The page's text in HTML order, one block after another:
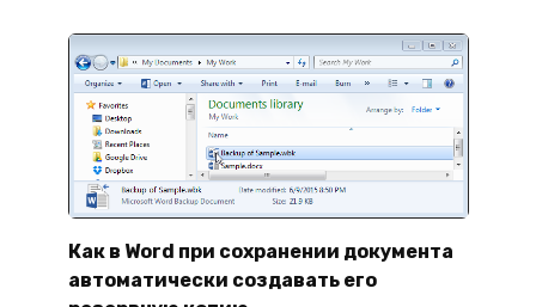
Как в Word при сохранении документа
автоматически создавать его